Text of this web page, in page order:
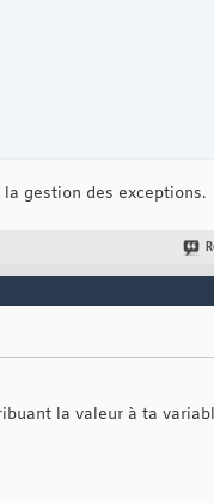
gestion des exceptions.
la valeur à ta